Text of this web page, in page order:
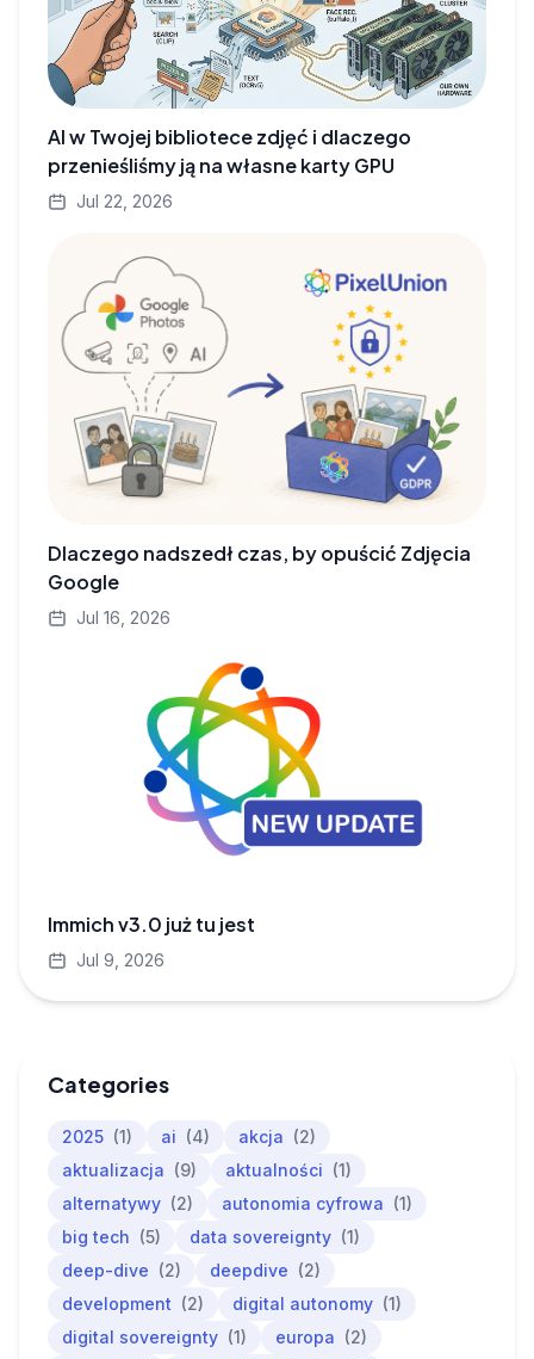
AI w Twojej bibliotece zdjęć i dlaczego
przenieśliśmy ją na własne karty GPU
Jul 22, 2026
Dlaczego nadszedł czas, by opuścić Zdjęcia
Google
Jul 16, 2026
Immich v3.0 już tu jest
Jul 9, 2026
Categories
2025 (1) ai (4) akcja (2)
aktualizacja (9) aktualności (1)
alternatywy (2) autonomia cyfrowa (1)
big tech (5) data sovereignty (1)
deep-dive (2) deepdive (2)
development (2) digital autonomy (1)
digital sovereignty (1) europa (2)